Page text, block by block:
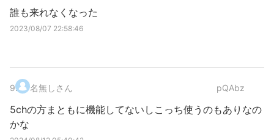
誰も来れなくなった
2023/08/07 22:58:46
9. 名無しさん pQAbz
5chの方まともに機能してないしこっち使うのもありなの
かな